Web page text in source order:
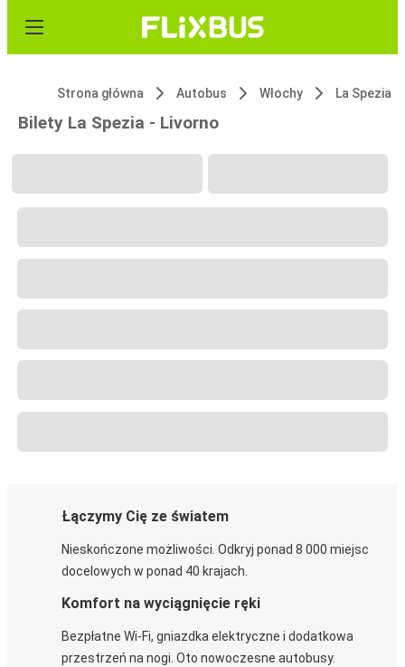
Strona główna Autobus Włochy La Spezia
Bilety La Spezia - Livorno
Łączymy Cię ze światem
Nieskończone możliwości. Odkryj ponad 8 000 miejsc
docelowych w ponad 40 krajach.
Komfort na wyciągnięcie ręki
Bezpłatne Wi-Fi, gniazdka elektryczne i dodatkowa
przestrzeń na nogi. Oto nowoczesne autobusy.